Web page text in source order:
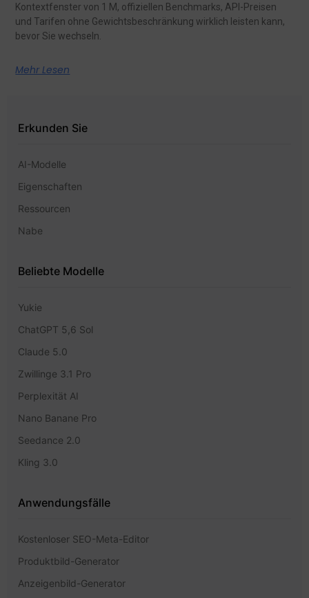
Kontextfenster von 1 M, offiziellen Benchmarks, API-Preisen
und Tarifen ohne Gewichtsbeschränkung wirklich leisten kann,
bevor Sie wechseln.
Mehr Lesen
Erkunden Sie
AI-Modelle
Eigenschaften
Ressourcen
Nabe
Beliebte Modelle
Yukie
ChatGPT 5,6 Sol
Claude 5.0
Zwillinge 3.1 Pro
Perplexität AI
Nano Banane Pro
Seedance 2.0
Kling 3.0
Anwendungsfälle
Kostenloser SEO-Meta-Editor
Produktbild-Generator
Anzeigenbild-Generator